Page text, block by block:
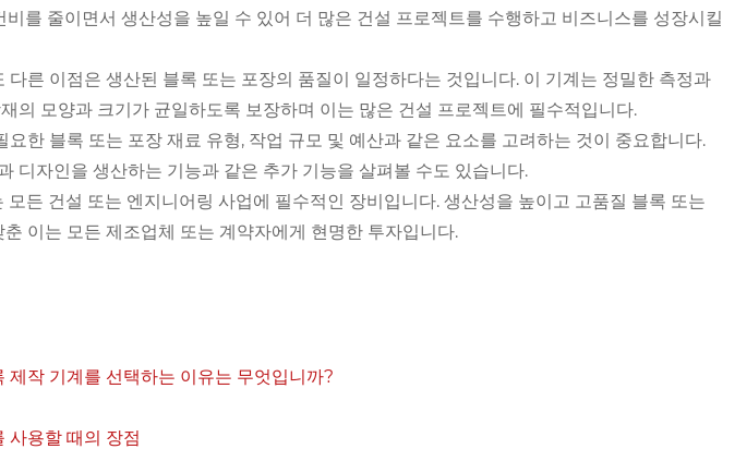
비를 줄이면서 생산성을 높일 수 있어 더 많은 건설 프로젝트를 수행하고 비즈니스를 성장시킬
다른 이점은 생산된 블록 또는 포장의 품질이 일정하다는 것입니다. 이 기계는 정밀한 측정과
의 모양과 크기가 균일하도록 보장하며 이는 많은 건설 프로젝트에 필수적입니다.
요한 블록 또는 포장 재료 유형, 작업 규모 및 예산과 같은 요소를 고려하는 것이 중요합니다.
디자인을 생산하는 기능과 같은 추가 기능을 살펴볼 수도 있습니다.
모든 건설 또는 엔지니어링 사업에 필수적인 장비입니다. 생산성을 높이고 고품질 블록 또는
이는 모든 제조업체 또는 계약자에게 현명한 투자입니다.
제작 기계를 선택하는 이유는 무엇입니까?
사용할 때의 장점